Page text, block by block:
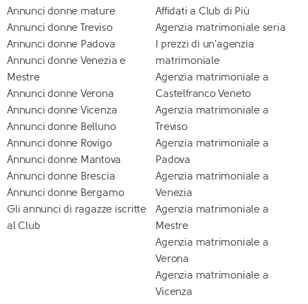
Annunci donne mature
Annunci donne Treviso
Annunci donne Padova
Annunci donne Venezia e
Mestre
Annunci donne Verona
Annunci donne Vicenza
Annunci donne Belluno
Annunci donne Rovigo
Annunci donne Mantova
Annunci donne Brescia
Annunci donne Bergamo
Gli annunci di ragazze iscritte
al Club
Affidati a Club di Più
Agenzia matrimoniale seria
I prezzi di un'agenzia
matrimoniale
Agenzia matrimoniale a
Castelfranco Veneto
Agenzia matrimoniale a
Treviso
Agenzia matrimoniale a
Padova
Agenzia matrimoniale a
Venezia
Agenzia matrimoniale a
Mestre
Agenzia matrimoniale a
Verona
Agenzia matrimoniale a
Vicenza